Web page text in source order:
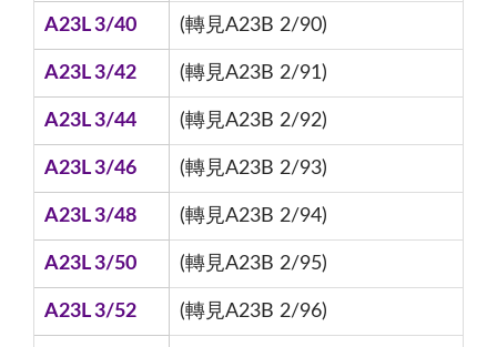
A23L 3/40 (轉見A23B 2/90)
A23L 3/42 (轉見A23B 2/91)
A23L 3/44 (轉見A23B 2/92)
A23L 3/46 (轉見A23B 2/93)
A23L 3/48 (轉見A23B 2/94)
A23L 3/50 (轉見A23B 2/95)
A23L 3/52 (轉見A23B 2/96)